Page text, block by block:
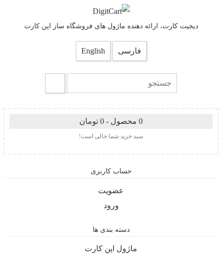
دیجیت کارت، ارائه دهنده ماژول های فروشگاه ساز اپن کارت
فارسی English
0 محصول - 0 تومان
سبد خرید شما خالی است!
حساب کاربری
عضویت
ورود
دسته بندی ها
ماژول اپن کارت